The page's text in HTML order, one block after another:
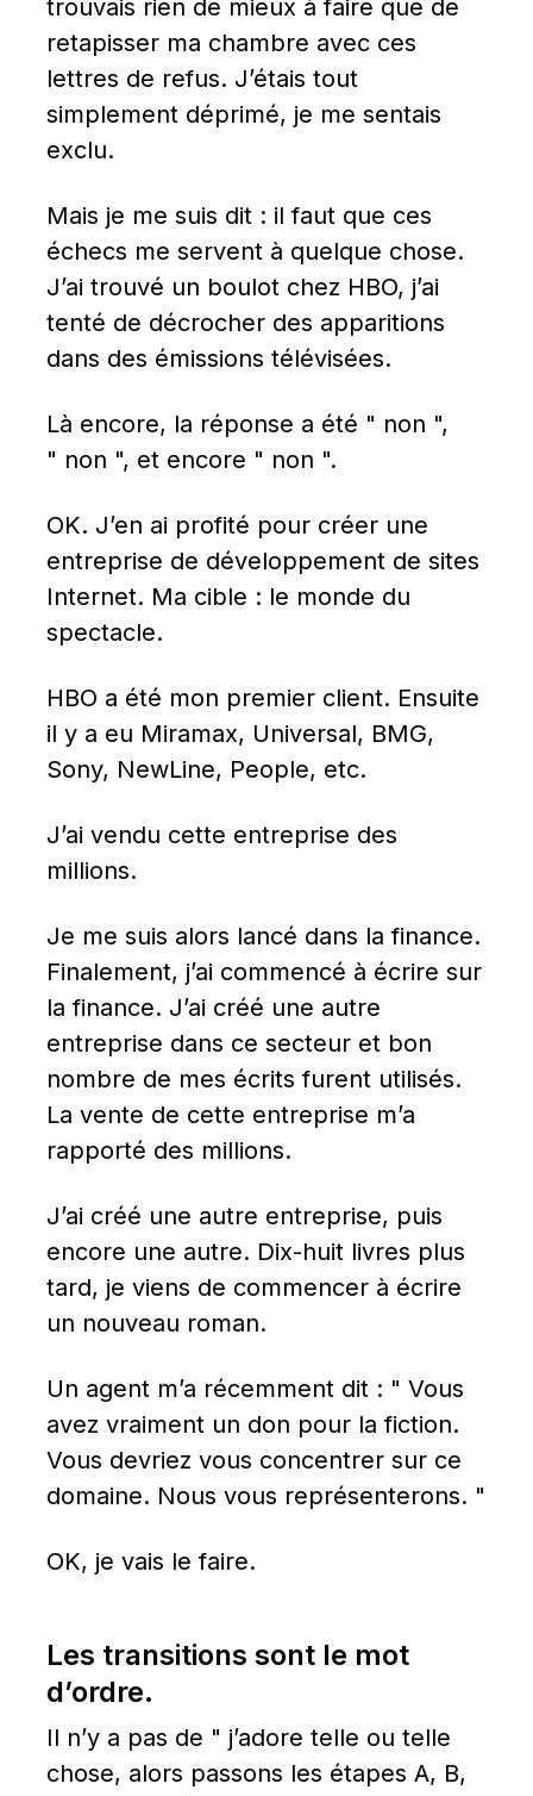
trouvais rien de mieux à faire que de
retapisser ma chambre avec ces
lettres de refus. J’étais tout
simplement déprimé, je me sentais
exclu.
Mais je me suis dit : il faut que ces
échecs me servent à quelque chose.
J’ai trouvé un boulot chez HBO, j’ai
tenté de décrocher des apparitions
dans des émissions télévisées.
Là encore, la réponse a été " non ",
" non ", et encore " non ".
OK. J’en ai profité pour créer une
entreprise de développement de sites
Internet. Ma cible : le monde du
spectacle.
HBO a été mon premier client. Ensuite
il y a eu Miramax, Universal, BMG,
Sony, NewLine, People, etc.
J’ai vendu cette entreprise des
millions.
Je me suis alors lancé dans la finance.
Finalement, j’ai commencé à écrire sur
la finance. J’ai créé une autre
entreprise dans ce secteur et bon
nombre de mes écrits furent utilisés.
La vente de cette entreprise m’a
rapporté des millions.
J’ai créé une autre entreprise, puis
encore une autre. Dix-huit livres plus
tard, je viens de commencer à écrire
un nouveau roman.
Un agent m’a récemment dit : " Vous
avez vraiment un don pour la fiction.
Vous devriez vous concentrer sur ce
domaine. Nous vous représenterons. "
OK, je vais le faire.
Les transitions sont le mot
d’ordre.
Il n’y a pas de " j’adore telle ou telle
chose, alors passons les étapes A, B,